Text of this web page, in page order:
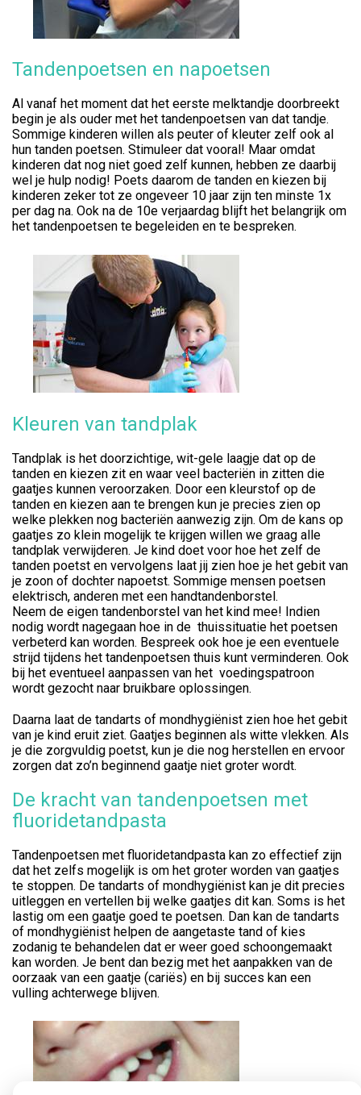
Tandenpoetsen en napoetsen
Al vanaf het moment dat het eerste melktandje doorbreekt
begin je als ouder met het tandenpoetsen van dat tandje.
Sommige kinderen willen als peuter of kleuter zelf ook al
hun tanden poetsen. Stimuleer dat vooral! Maar omdat
kinderen dat nog niet goed zelf kunnen, hebben ze daarbij
wel je hulp nodig! Poets daarom de tanden en kiezen bij
kinderen zeker tot ze ongeveer 10 jaar zijn ten minste 1x
per dag na. Ook na de 10e verjaardag blijft het belangrijk om
het tandenpoetsen te begeleiden en te bespreken.
Kleuren van tandplak
Tandplak is het doorzichtige, wit-gele laagje dat op de
tanden en kiezen zit en waar veel bacteriën in zitten die
gaatjes kunnen veroorzaken. Door een kleurstof op de
tanden en kiezen aan te brengen kun je precies zien op
welke plekken nog bacteriën aanwezig zijn. Om de kans op
gaatjes zo klein mogelijk te krijgen willen we graag alle
tandplak verwijderen. Je kind doet voor hoe het zelf de
tanden poetst en vervolgens laat jij zien hoe je het gebit van
je zoon of dochter napoetst. Sommige mensen poetsen
elektrisch, anderen met een handtandenborstel.
Neem de eigen tandenborstel van het kind mee! Indien
nodig wordt nagegaan hoe in de thuissituatie het poetsen
verbeterd kan worden. Bespreek ook hoe je een eventuele
strijd tijdens het tandenpoetsen thuis kunt verminderen. Ook
bij het eventueel aanpassen van het voedingspatroon
wordt gezocht naar bruikbare oplossingen.
Daarna laat de tandarts of mondhygiënist zien hoe het gebit
van je kind eruit ziet. Gaatjes beginnen als witte vlekken. Als
je die zorgvuldig poetst, kun je die nog herstellen en ervoor
zorgen dat zo’n beginnend gaatje niet groter wordt.
De kracht van tandenpoetsen met
fluoridetandpasta
Tandenpoetsen met fluoridetandpasta kan zo effectief zijn
dat het zelfs mogelijk is om het groter worden van gaatjes
te stoppen. De tandarts of mondhygiënist kan je dit precies
uitleggen en vertellen bij welke gaatjes dit kan. Soms is het
lastig om een gaatje goed te poetsen. Dan kan de tandarts
of mondhygiënist helpen de aangetaste tand of kies
zodanig te behandelen dat er weer goed schoongemaakt
kan worden. Je bent dan bezig met het aanpakken van de
oorzaak van een gaatje (cariës) en bij succes kan een
vulling achterwege blijven.